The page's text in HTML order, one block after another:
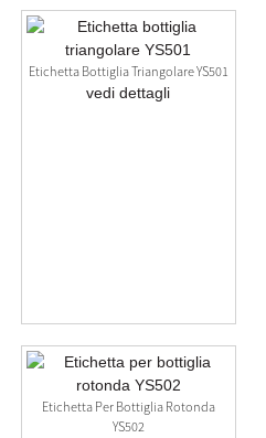
Etichetta Bottiglia Triangolare YS501
vedi dettagli
Etichetta Per Bottiglia Rotonda
YS502